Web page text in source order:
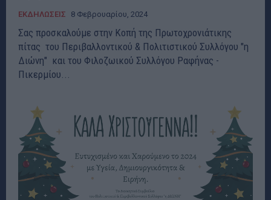
ΕΚΔΗΛΩΣΕΙΣ 8 Φεβρουαρίου, 2024
Σας προσκαλούμε στην Κοπή της Πρωτοχρονιάτικης
πίτας του Περιβαλλοντικού & Πολιτιστικού Συλλόγου "η
Διώνη" και του Φιλοζωικού Συλλόγου Ραφήνας -
Πικερμίου...